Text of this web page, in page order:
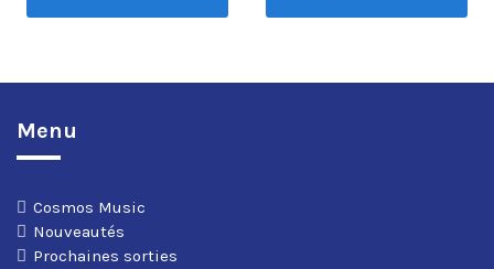
Menu
Cosmos Music
Nouveautés
Prochaines sorties